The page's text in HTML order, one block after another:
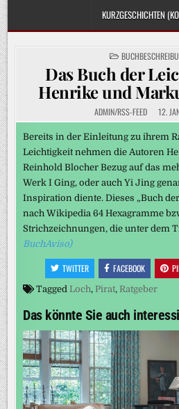
KURZGESCHICHTEN
POSTED
IN
Das Buch der
Henrike und
ADMIN/RSS-FEED 12.
Bereits in der Einleitung zu ihrem
Leichtigkeit nehmen die Autoren
Reinhold Blocher Bezug auf das
Werk I Ging, oder auch Yi Jing
Inspiration diente. Dieses „Buch
nach Wikipedia 64 Hexagramme
Strichzeichnungen, die unter dem
BuchAviso)
TWITTER FACEBOOK
Tagged Loch, Pirat, Ratgeber
Das könnte Sie auch